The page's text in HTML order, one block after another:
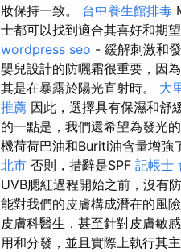
妝保持一致。 台中養生館排毒
士都可以找到適合其喜好和期
wordpress seo - 緩解刺激和
嬰兒設計的防曬霜很重要，因
其是在暴露於陽光直射時。 大
推薦 因此，選擇具有保濕和舒
的一點是，我們還希望為發光
機荷荷巴油和Buriti油含量增強
北市 否則，措辭是SPF 記帳士
UVB腮紅過程開始之前，沒有
能對我們的皮膚構成潛在的風
皮膚科醫生，甚至針對皮膚敏
用和分發，並且實際上執行其